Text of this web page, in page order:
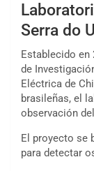
Serra do
Establecido en
de
Eléctrica de
brasileñas, el
observación
El proyecto se
para detectar